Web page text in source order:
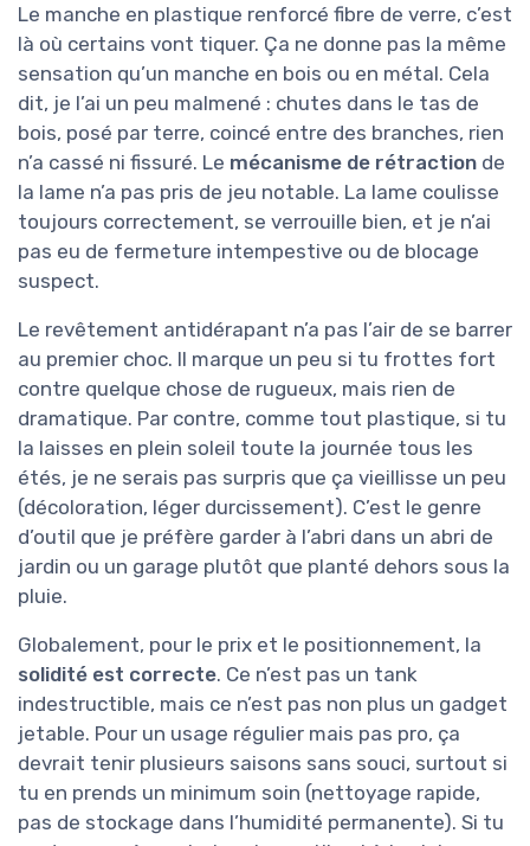
Le manche en plastique renforcé fibre de verre, c’est
là où certains vont tiquer. Ça ne donne pas la même
sensation qu’un manche en bois ou en métal. Cela
dit, je l’ai un peu malmené : chutes dans le tas de
bois, posé par terre, coincé entre des branches, rien
n’a cassé ni fissuré. Le mécanisme de rétraction de
la lame n’a pas pris de jeu notable. La lame coulisse
toujours correctement, se verrouille bien, et je n’ai
pas eu de fermeture intempestive ou de blocage
suspect.
Le revêtement antidérapant n’a pas l’air de se barrer
au premier choc. Il marque un peu si tu frottes fort
contre quelque chose de rugueux, mais rien de
dramatique. Par contre, comme tout plastique, si tu
la laisses en plein soleil toute la journée tous les
étés, je ne serais pas surpris que ça vieillisse un peu
(décoloration, léger durcissement). C’est le genre
d’outil que je préfère garder à l’abri dans un abri de
jardin ou un garage plutôt que planté dehors sous la
pluie.
Globalement, pour le prix et le positionnement, la
solidité est correcte. Ce n’est pas un tank
indestructible, mais ce n’est pas non plus un gadget
jetable. Pour un usage régulier mais pas pro, ça
devrait tenir plusieurs saisons sans souci, surtout si
tu en prends un minimum soin (nettoyage rapide,
pas de stockage dans l’humidité permanente). Si tu